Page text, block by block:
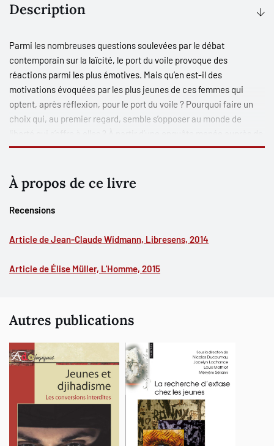
Description
Parmi les nombreuses questions soulevées par le débat
contemporain sur la laïcité, le port du voile provoque des
réactions parmi les plus émotives. Mais qu’en est-il des
motivations évoquées par les plus jeunes de ces femmes qui
optent, après réflexion, pour le port du voile ? Pourquoi faire un
choix qui, au premier regard, semble s’opposer au monde de
jeunes tunisiennes, cet ouvrageredonne la parole aux premières
prendre la décision de porter le voile dans des sociétés fortement
imprégnées par le patriarcat. Recul nécessaire à l’heure des
débats, analyse spécifique de la jeunesse tunisienne évoquant au
l’immigration,Adolescentes voilées souligne les enjeux culturel et
jeunes femmes…
À propos de ce livre
Recensions
Article de Jean-Claude Widmann, Libresens, 2014
Article de Élise Müller, L'Homme, 2015
Autres publications